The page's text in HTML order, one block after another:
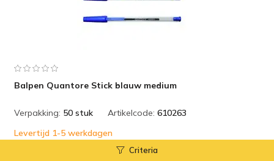
Balpen Quantore Stick blauw medium
Verpakking: 50 stuk Artikelcode: 610263
Levertijd 1-5 werkdagen
Criteria